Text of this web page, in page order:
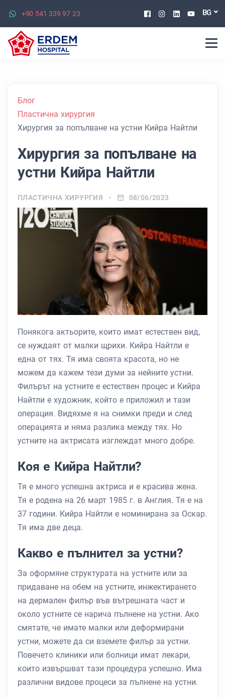
+90 541 339 97 23 Facebook
Instagram
Linkedin
BG
Блог
Пластична хирургия
Хирургия за попълване на устни Кийра Найтли
Хирургия за попълване на
устни Кийра Найтли
ПЛАСТИЧНА ХИРУРГИЯ 08/06/2023
Понякога актьорите, които имат естествен вид,
се нуждаят от малки щрихи. Кийра Найтли е
една от тях. Тя има своята красота, но не
можем да кажем тези думи за нейните устни.
Филърът на устните е естествен процес и Кийра
Найтли е художник, който е приложил и тази
операция. Видяхме я на снимки преди и след
операцията и няма разлика между тях. Но
устните на актрисата изглеждат много добре.
Коя е Кийра Найтли?
Тя е много успешна актриса и е красива жена.
Тя е родена на 26 март 1985 г. в Англия. Тя е на
37 години. Кийра Найтли е номинирана за Оскар.
Тя има две деца.
Какво е пълнител за устни?
За оформяне структурата на устните или за
придаване на обем на устните, инжектирането
на дермален филър във вътрешната част и
около устните се нарича пълнене на устни. Ако
смятате, че имате малки или деформирани
устни, можете да си вземете филър за устни.
Повечето клиники или болници имат лекари,
които извършват тази процедура успешно. Има
различни видове процеси за пълнене на устни.